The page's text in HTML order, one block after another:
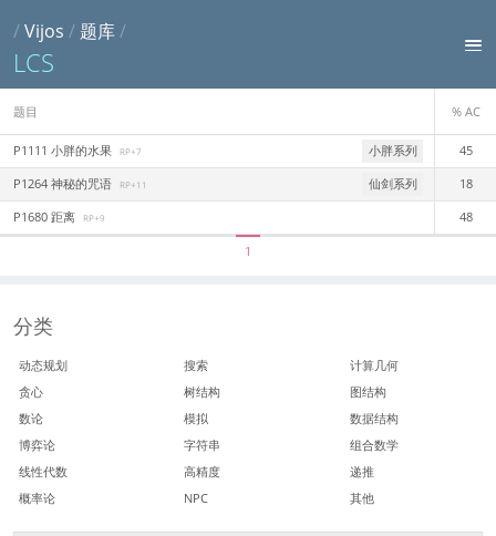
/Vijos / 题库/
LCS
题目 % AC
P1111 小胖的水果 RP+7 小胖系列 45
P1264 神秘的咒语 RP+11 仙剑系列 18
P1680 距离 RP+9 48
1
分类
动态规划 搜索
计算几何
贪心
树结构
图结构
数论
模拟
数据结构
博弈论
字符串
组合数学
线性代数
高精度
递推
概率论
NPC 其他